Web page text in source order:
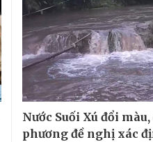
Nước Suối Xú đổi màu,
phương đề nghị xác